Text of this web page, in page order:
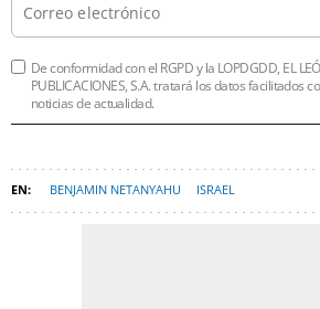
De conformidad con el RGPD y la LOPDGDD, EL
PUBLICACIONES, S.A. tratará los datos facilitados
noticias de actualidad.
BENJAMIN NETANYAHU ISRAEL